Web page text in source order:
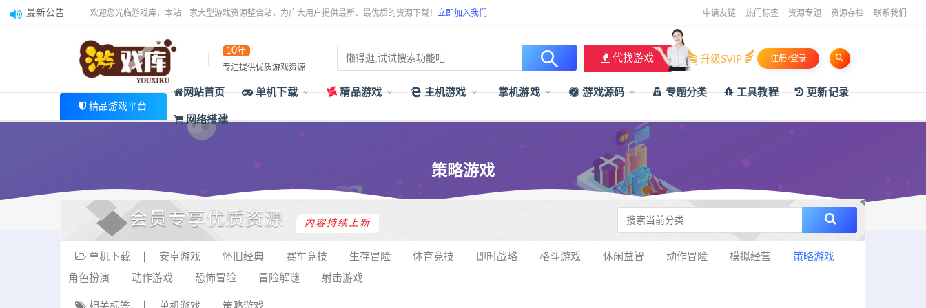
最新公告 欢迎您光临游戏库，本站一家大型游戏资源整合站，为广大用户提供最新、最优质的资源下载！ 立即加入我们 申请友链 热门标签 资源专题 资源存档 联系我们
10年
专注提供优质游戏资源
代找游戏 升级SVIP 注册/登录
精品游戏平台
网站首页 单机下载 精品游戏 主机游戏 掌机游戏 游戏源码 专题分类 工具教程 更新记录
网络搭建
策略游戏
会员专享优质资源 内容持续上新
单机下载 安卓游戏 怀旧经典 赛车竞技 生存冒险 体育竞技 即时战略 格斗游戏 休闲益智 动作冒险 模拟经营 策略游戏
角色扮演 动作游戏 恐怖冒险 冒险解谜 射击游戏